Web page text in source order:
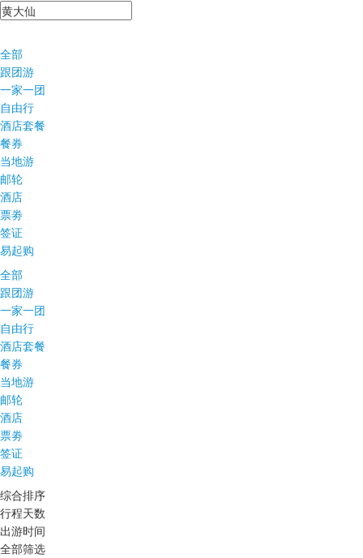
全部
跟团游
一家一团
自由行
酒店套餐
餐券
当地游
邮轮
酒店
票劵
签证
易起购
全部
跟团游
一家一团
自由行
酒店套餐
餐券
当地游
邮轮
酒店
票劵
签证
易起购
综合排序
行程天数
出游时间
全部筛选